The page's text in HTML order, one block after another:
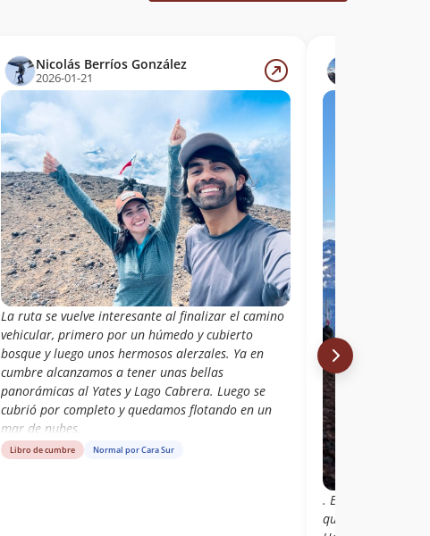
Nicolás Berríos González
2026-01-21
La ruta se vuelve interesante al finalizar el camino
vehicular, primero por un húmedo y cubierto
bosque y luego unos hermosos alerzales. Ya en
cumbre alcanzamos a tener unas bellas
panorámicas al Yates y Lago Cabrera. Luego se
cubrió por completo y quedamos flotando en un
mar de nubes.
Libro de cumbre Normal por Cara Sur
. Estacioné justo
que va al Lago